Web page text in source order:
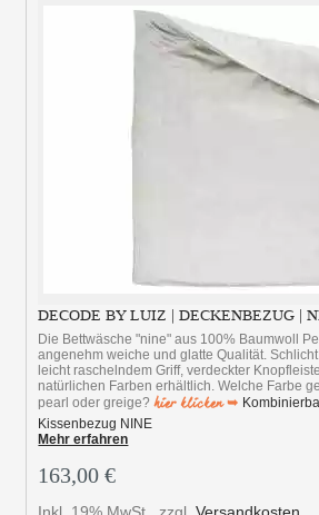
DECODE BY LUIZ | DECKENBEZUG |
Die Bettwäsche "nine" aus 100% Baumwoll
angenehm weiche und glatte Qualität.
leicht raschelndem Griff, verdeckter
natürlichen Farben erhältlich. Welche Farbe
pearl oder greige?hier klicken ➥
Kissenbezug NINE
Mehr erfahren
163,00 €
Inkl. 19% MwSt. ,zzgl.Versandkosten